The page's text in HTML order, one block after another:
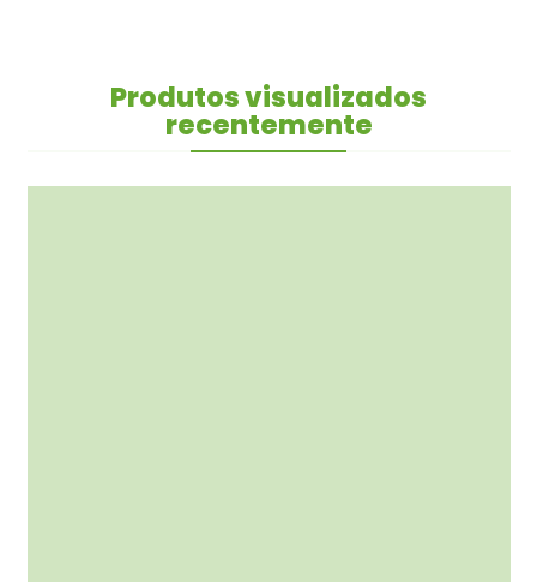
Produtos visualizados
recentemente